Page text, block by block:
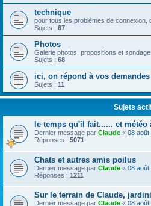
technique
pour tous les problèmes de connexion,
Sujets : 67
Photos
Galerie photos, propositions et
Sujets : 68
ici, on répond à vos
Sujets : 11
Sujets
le temps qu'il fait...... et météo
Dernier message par Claude « 08 août
Réponses : 5071
Chats et autres amis poilus
Dernier message par Claude « 08 août
Réponses : 1211
Sur le terrain de Claude,
Dernier message par Claude « 08 août